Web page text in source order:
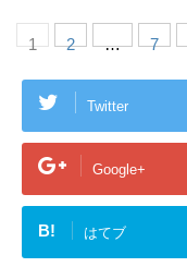
1 2 … 7
Twitter
Google+
B! はてブ